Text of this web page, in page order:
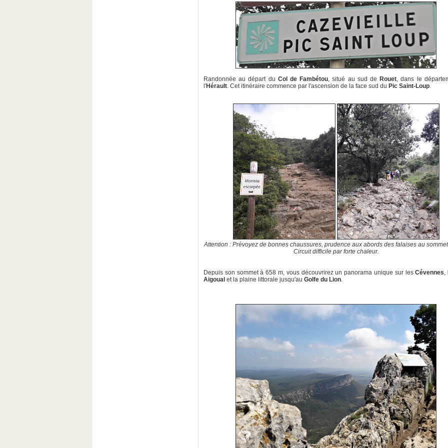
Randonnée au départ du Col de Fambétou, situé au sud de Rouet, dans le
l'Hérault. Cet itinéraire commence par l'ascension de la face sud du Pic Saint-Loup.
Attention : Prévoyez de bonnes chaussures, prudence aux abords des falaises au
Circuit difficile par forte chaleur.
Depuis son sommet à 658 m, vous découvrirez un panorama unique sur lesCévennes,
Aigoual et la plaine littorale jusqu'au Golfe du Lion.